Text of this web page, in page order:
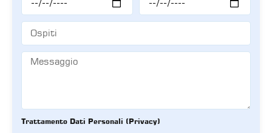
Trattamento Dati Personali (Privacy)